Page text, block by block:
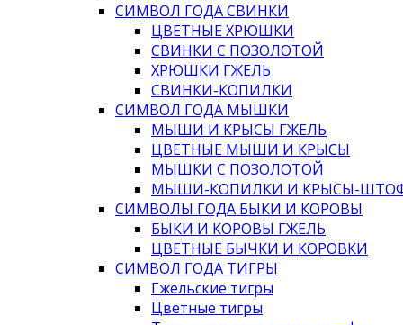
СИМВОЛ ГОДА СВИНКИ
ЦВЕТНЫЕ ХРЮШКИ
СВИНКИ С ПОЗОЛОТОЙ
ХРЮШКИ ГЖЕЛЬ
СВИНКИ-КОПИЛКИ
СИМВОЛ ГОДА МЫШКИ
МЫШИ И КРЫСЫ ГЖЕЛЬ
ЦВЕТНЫЕ МЫШИ И КРЫСЫ
МЫШКИ С ПОЗОЛОТОЙ
МЫШИ-КОПИЛКИ И КРЫСЫ-
СИМВОЛЫ ГОДА БЫКИ И КОРОВЫ
БЫКИ И КОРОВЫ ГЖЕЛЬ
ЦВЕТНЫЕ БЫЧКИ И КОРОВКИ
СИМВОЛ ГОДА ТИГРЫ
Гжельские тигры
Цветные тигры